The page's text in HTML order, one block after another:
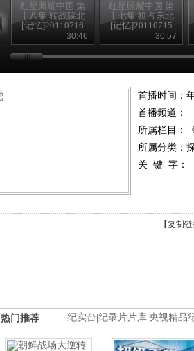
红星照耀中国 第
十八集 转战陕北
[记忆]20110716
30:46
红星照耀中国 第
十七集 抢占东北
[记忆]20110715
30:57
首播时间：
首播频道：
所属栏目：
所属分类：
关 键 字：
【复制链
纪实台 纪录片片库 央视精品
热门推荐